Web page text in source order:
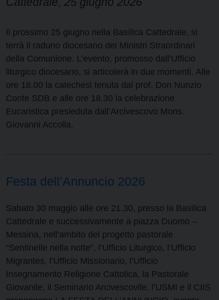
Il prossimo 25 giugno nella Basilica Cattedrale, si
terrà il raduno diocesano dei Ministri Straordinari
della Comunione. L’evento, promosso dall’Ufficio
liturgico diocesano, si articolerà in due momenti. Alle
ore 18.00 la catechesi tenuta dal prof. Don Nunzio
Conte SDB e alle ore 18.30 la celebrazione
Eucaristica presieduta dall’Arcivescovo Mons.
Giovanni Accolla.
Festa dell’Annuncio 2026
Sabato 30 maggio alle ore 21.30, presso la Basilica
Cattedrale e successivamente a piazza Duomo –
Messina, nell’ambito del progetto pastorale
“Sentinelle nella notte”, l’Ufficio Liturgico, l’Ufficio
Migrantes, l’Ufficio Missionario, l’Ufficio
Insegnamento Religione Cattolica, la Pastorale
Giovanile, il Seminario Arcivescovile, l’USMI e il CIIS